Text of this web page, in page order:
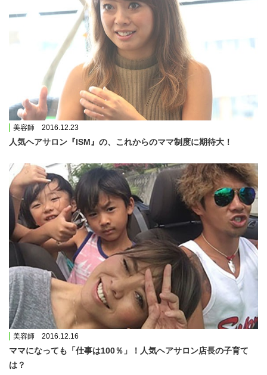
美容師 2016.12.23
人気ヘアサロン『ISM』の、これからのママ制度に期待大！
美容師 2016.12.16
ママになっても「仕事は100％」！人気ヘアサロン店長の子育て
は？